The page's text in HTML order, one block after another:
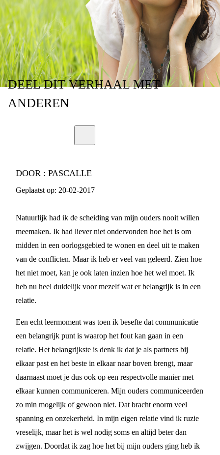
SCHEIDING
DEELDIT VERHAALMET
ANDEREN
DOOR : PASCALLE
Geplaatst op: 20-02-2017
Natuurlijk had ik de scheiding van mijn ouders nooit willen
meemaken. Ik had liever niet ondervonden hoe het is om
midden in een oorlogsgebied te wonen en deel uit te maken
van de conflicten. Maar ik heb er veel van geleerd. Zien hoe
het niet moet, kan je ook laten inzien hoe het wel moet. Ik
heb nu heel duidelijk voor mezelf wat er belangrijk is in een
relatie.
Een echt leermoment was toen ik besefte dat communicatie
een belangrijk punt is waarop het fout kan gaan in een
relatie. Het belangrijkste is denk ik dat je als partners bij
elkaar past en het beste in elkaar naar boven brengt, maar
daarnaast moet je dus ook op een respectvolle manier met
elkaar kunnen communiceren. Mijn ouders communiceerden
zo min mogelijk of gewoon niet. Dat bracht enorm veel
spanning en onzekerheid. In mijn eigen relatie vind ik ruzie
vreselijk, maar het is wel nodig soms en altijd beter dan
zwijgen. Doordat ik zag hoe het bij mijn ouders ging heb ik